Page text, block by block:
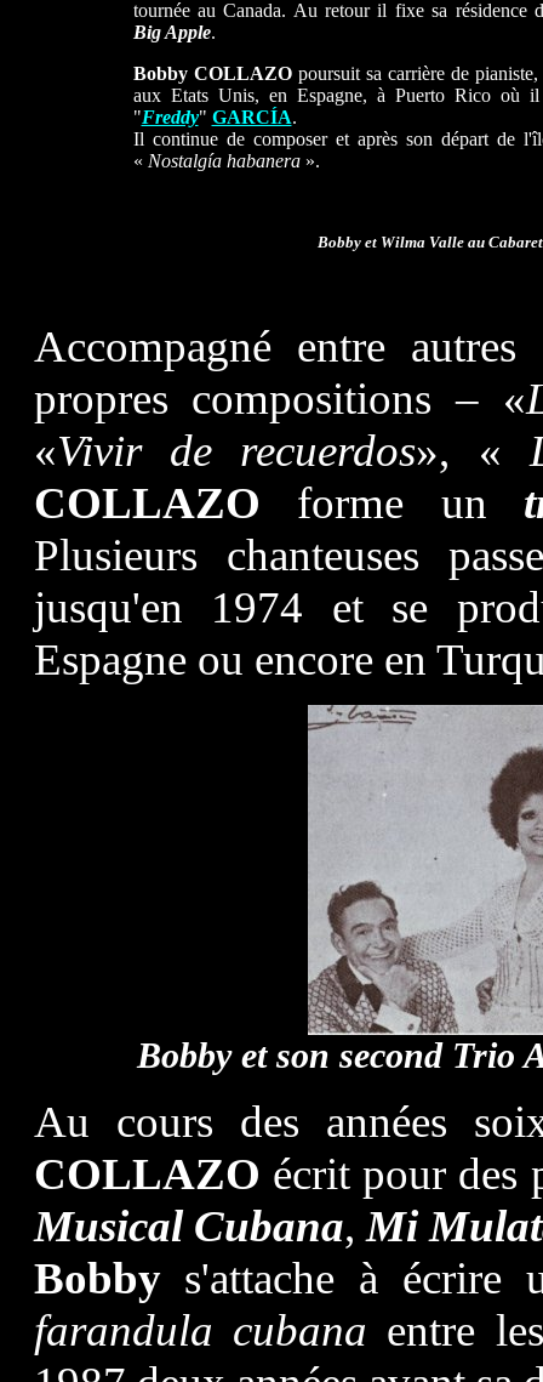
tournée au Canada. Au retour il fixe sa résidence
Big Apple.
Bobby COLLAZO poursuit sa carrière de
aux Etats Unis, en Espagne, à Puerto Rico où
"Freddy" GARCÍA.
Il continue de composer et après son départ de
« Nostalgía habanera ».
Bobby et Wilma Valle au
Accompagné entre
propres compositions – «
«Vivir de recuerdos», «
COLLAZO forme un
Plusieurs chanteuses
jusqu'en 1974 et se
Espagne ou encore en
Bobby et son second Trio
Au cours des années
COLLAZO écrit pour des
Musical Cubana,Mi
Bobby s'attache à écrire
farandula cubana entre